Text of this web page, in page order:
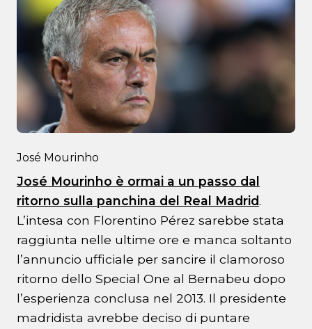
José Mourinho
José Mourinho è ormai a un passo dal
ritorno sulla panchina del Real Madrid.
L’intesa con Florentino Pérez sarebbe stata
raggiunta nelle ultime ore e manca soltanto
l’annuncio ufficiale per sancire il clamoroso
ritorno dello Special One al Bernabeu dopo
l’esperienza conclusa nel 2013. Il presidente
madridista avrebbe deciso di puntare